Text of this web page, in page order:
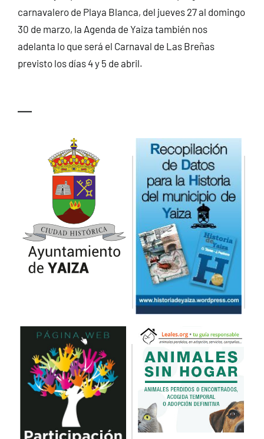
carnavalero de Playa Blanca, del jueves 27 al domingo
30 de marzo, la Agenda de Yaiza también nos
adelanta lo que será el Carnaval de Las Breñas
previsto los días 4 y 5 de abril.
—